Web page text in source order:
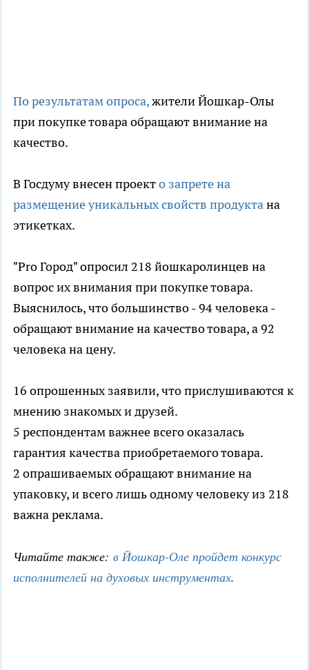
По результатам опроса,жители Йошкар-Олы
при покупке товара обращают внимание на
качество.
В Госдуму внесен проекто запрете на
размещение уникальных свойств продуктана
этикетках.
"Pro Город" опросил 218 йошкаролинцев на
вопрос их внимания при покупке товара.
Выяснилось, что большинство - 94 человека -
обращают внимание на качество товара, а 92
человека на цену.
16 опрошенных заявили, что прислушиваются к
мнению знакомых и друзей.
5 респондентам важнее всего оказалась
гарантия качества приобретаемого товара.
2 опрашиваемых обращают внимание на
упаковку, и всего лишь одному человеку из 218
важна реклама.
Читайте также: в Йошкар-Оле пройдет конкурс
исполнителей на духовых инструментах.